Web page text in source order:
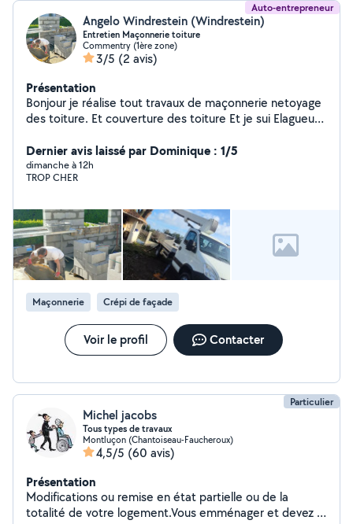
Auto-entrepreneur
Angelo Windrestein (Windrestein)
Entretien Maçonnerie toiture
Commentry (1ère zone)
3/5 (2 avis)
Présentation
Bonjour je réalise tout travaux de maçonnerie netoyage
des toiture. Et couverture des toiture Et je sui Elagueur,
et le soins de vos arbres je réalise les tailles de haies
ainsi que les démontage et abattage délicat respect du
végétal travail, soigné et sécurisé travaux effectués
gratuit je suis homme toute mains n'hésitez pas à me
contacter.
Dernier avis laissé par Dominique : 1/5
dimanche à 12h
TROP CHER
Maçonnerie Crépi de façade
Voir le profil Contacter
Particulier
Michel jacobs
Tous types de travaux
Montluçon (Chantoiseau-Faucheroux)
4,5/5 (60 avis)
Présentation
Modifications ou remise en état partielle ou de la
totalité de votre logement.Vous emménager et devez :